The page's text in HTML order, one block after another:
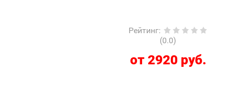
Рейтинг:
(0.0)
от 2920 руб.